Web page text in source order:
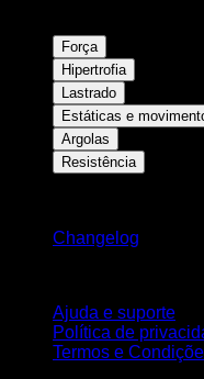
Força
Hipertrofia
Lastrado
Estáticas e
Argolas
Resistência
Changelog
Ajuda e suporte
Política de
Termos e